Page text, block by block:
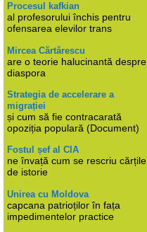
Procesul kafkian
al profesorului închis pentru
ofensarea elevilor trans
Mircea Cărtărescu
are o teorie halucinantă despre
diaspora
Strategia de accelerare a
migrației
și cum să fie contracarată
opoziția populară (Document)
Fostul șef al CIA
ne învață cum se rescriu cărțile
de istorie
Unirea cu Moldova
capcana patrioților în fața
impedimentelor practice